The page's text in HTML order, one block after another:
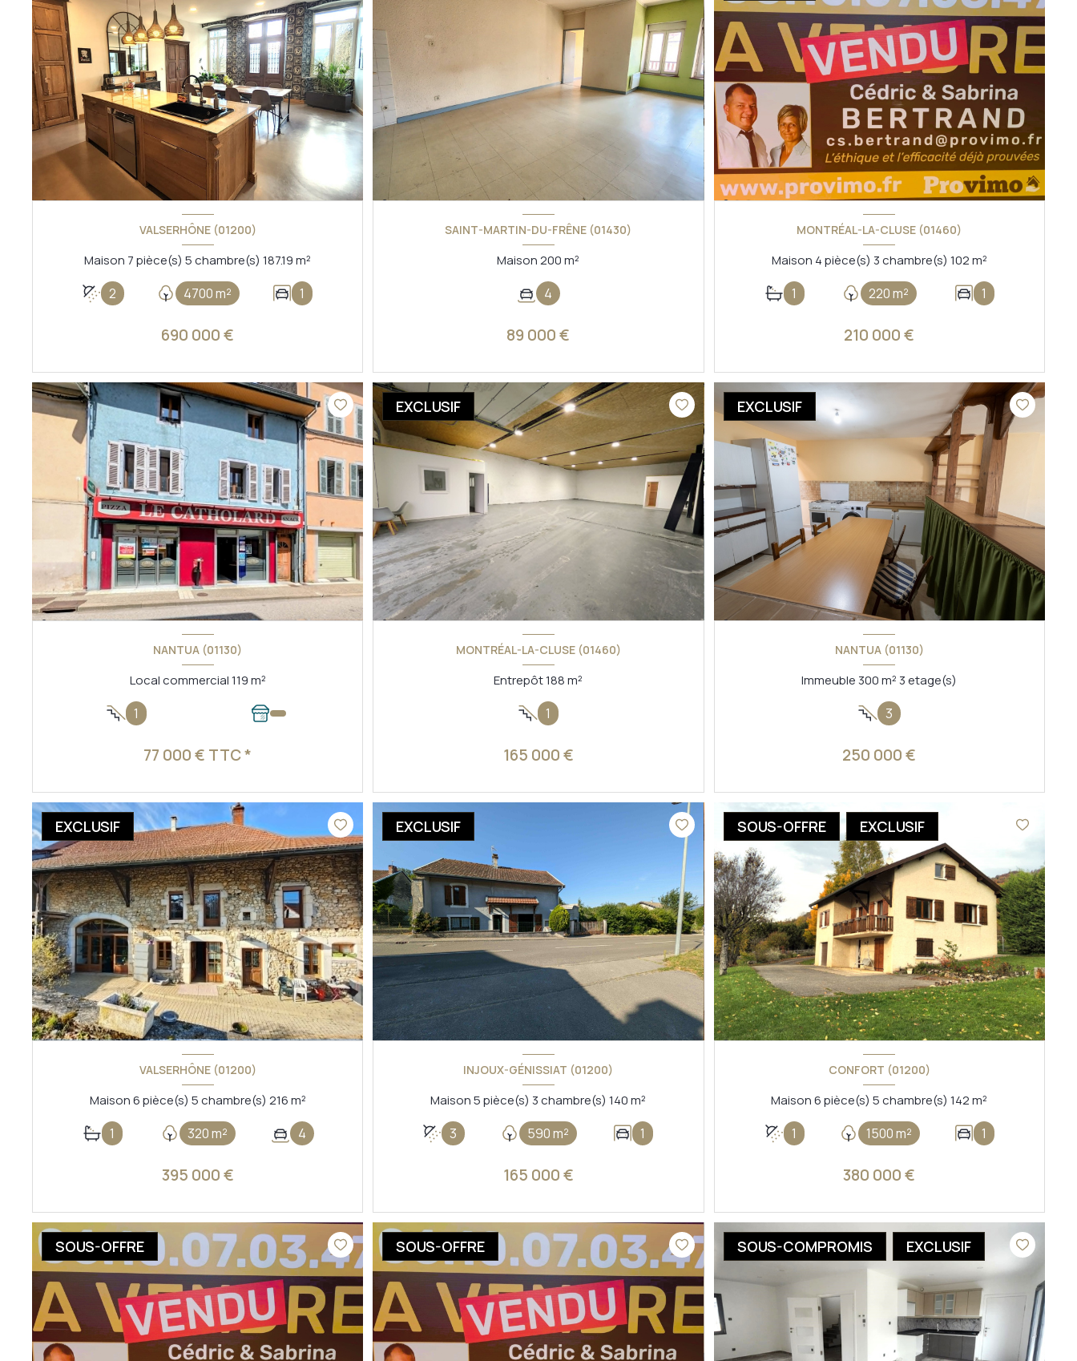
VALSERHÔNE (01200)
Maison 7 pièce(s) 5 chambre(s) 187.19 m²
2 4700 m² 1
690 000 €
VOIR LE BIEN
SAINT-MARTIN-DU-FRÊNE (01430)
Maison 200 m²
4
89 000 €
VOIR LE BIEN
MONTRÉAL-LA-CLUSE (01460)
Maison 4 pièce(s) 3 chambre(s) 102 m²
1 220 m² 1
210 000 €
VOIR LE BIEN
NANTUA (01130)
Local commercial 119 m²
1
77 000 € TTC *
VOIR LE BIEN
EXCLUSIF
MONTRÉAL-LA-CLUSE (01460)
Entrepôt 188 m²
1
165 000 €
VOIR LE BIEN
EXCLUSIF
NANTUA (01130)
Immeuble 300 m² 3 etage(s)
3
250 000 €
VOIR LE BIEN
EXCLUSIF
VALSERHÔNE (01200)
Maison 6 pièce(s) 5 chambre(s) 216 m²
1 320 m² 4
395 000 €
VOIR LE BIEN
EXCLUSIF
INJOUX-GÉNISSIAT (01200)
Maison 5 pièce(s) 3 chambre(s) 140 m²
3 590 m² 1
165 000 €
VOIR LE BIEN
SOUS-OFFRE EXCLUSIF
CONFORT (01200)
Maison 6 pièce(s) 5 chambre(s) 142 m²
1 1500 m² 1
380 000 €
VOIR LE BIEN
SOUS-OFFRE SOUS-OFFRE SOUS-COMPROMIS EXCLUSIF